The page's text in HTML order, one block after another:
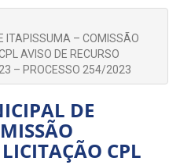
ITAPISSUMA – COMISSÃO
AVISO DE RECURSO
– PROCESSO 254/2023
DE
CPL